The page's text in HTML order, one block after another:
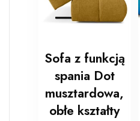
Sofa z funkcją
spania Dot
musztardowa,
obłe kształty